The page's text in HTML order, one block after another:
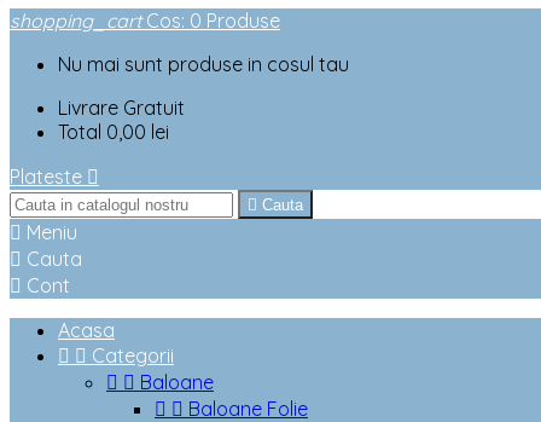
shopping_cart Cos: 0 Produse
Nu mai sunt produse in cosul tau
Livrare Gratuit
Total 0,00 lei
Plateste 
 Cauta
 Meniu
 Cauta
 Cont
Acasa
  Categorii
  Baloane
  Baloane Folie